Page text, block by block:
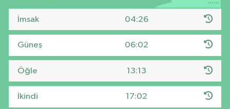
İmsak 04:26
Güneş 06:02
Öğle 13:13
İkindi 17:02